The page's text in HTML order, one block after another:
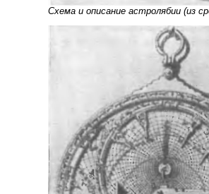
Схема и описание астролябии (из